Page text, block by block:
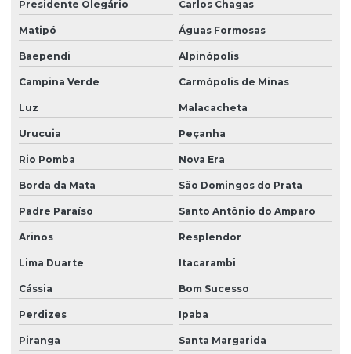
Presidente Olegário Carlos Chagas
Matipó Águas Formosas
Baependi Alpinópolis
Campina Verde Carmópolis de Minas
Luz Malacacheta
Urucuia Peçanha
Rio Pomba Nova Era
Borda da Mata São Domingos do Prata
Padre Paraíso Santo Antônio do Amparo
Arinos Resplendor
Lima Duarte Itacarambi
Cássia Bom Sucesso
Perdizes Ipaba
Piranga Santa Margarida